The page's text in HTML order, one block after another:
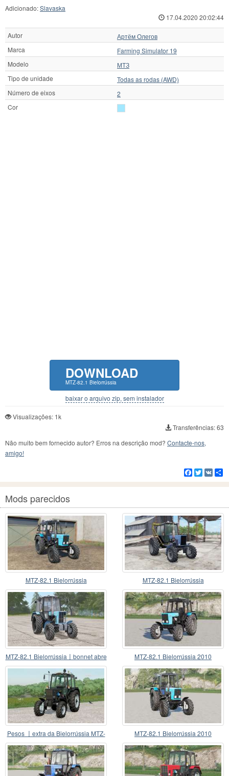
Adicionado:Slavaska
17.04.2020 20:02:44
Autor
Артём Олегов
Marca
Farming Simulator 19
Modelo
МТЗ
Tipo de unidade
Todas as rodas (AWD)
Número de eixos
2
Cor
DOWNLOAD
MTZ-82.1 Bielorrússia
baixar o arquivo zip, sem instalador
Visualizações: 1k
Transferências: 63
Não muito bem fornecido autor? Erros na descrição mod? Contacte-nos,
amigo!
Facebook
Twitter
VK
Mods parecidos
MTZ-82.1 Bielorrússia MTZ-82.1 Bielorrússia
MTZ-82.1 Bielorrússia〡bonnet abre MTZ-82.1 Bielorrússia 2010
Pesos 〡extra da Bielorrússia MTZ-
82.1 sobre roda
MTZ-82.1 Bielorrússia 2010